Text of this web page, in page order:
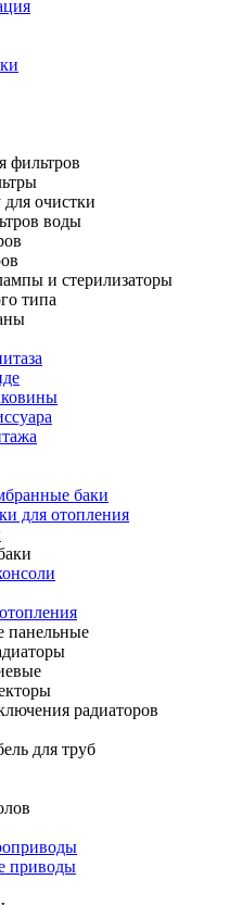
фильтров
очистки
воды
и стерилизаторы
типа
баки
для отопления
панельные
радиаторов
для труб
приводы